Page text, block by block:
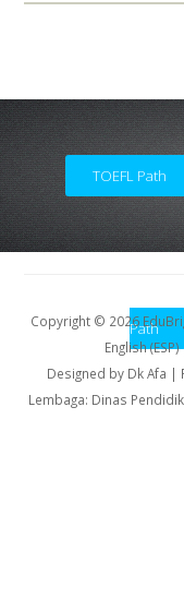
TOEFL Path
Path
Copyright © 2026
English (ESP)
Designed by Dk Afa |
Lembaga: Dinas